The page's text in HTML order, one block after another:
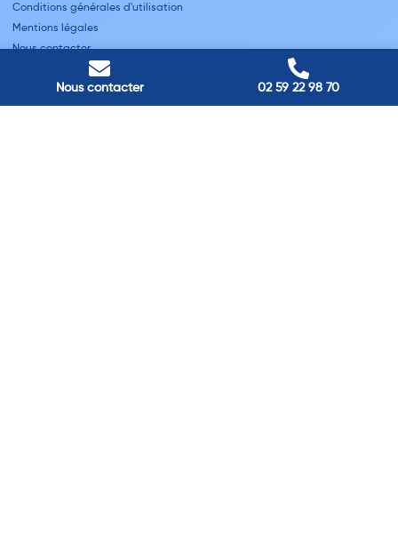
Nous contacter 02 59 22 98 70
Conditions générales d'utilisation
Mentions légales
Nous contacter
Nos adresses